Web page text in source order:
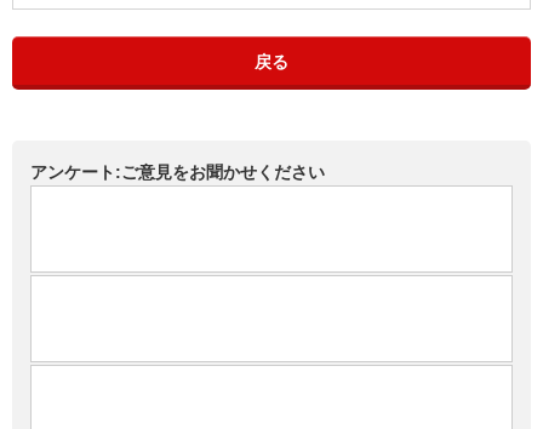
戻る
アンケート:ご意見をお聞かせください